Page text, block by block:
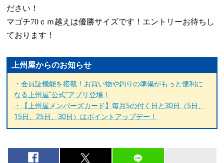
ださい！
マゴチ70 ｃｍ越えは優勝サイズです！エントリーお待ちし
ております！
上州屋からのお知らせ
・会員証機能を搭載！お買い物や釣りの準備がもっと便利に
なる上州屋“公式”アプリ登場！
・【上州屋メンバーズカード】毎月5の付く日と30日（5日、
15日、25日、30日）はポイントアップデー！